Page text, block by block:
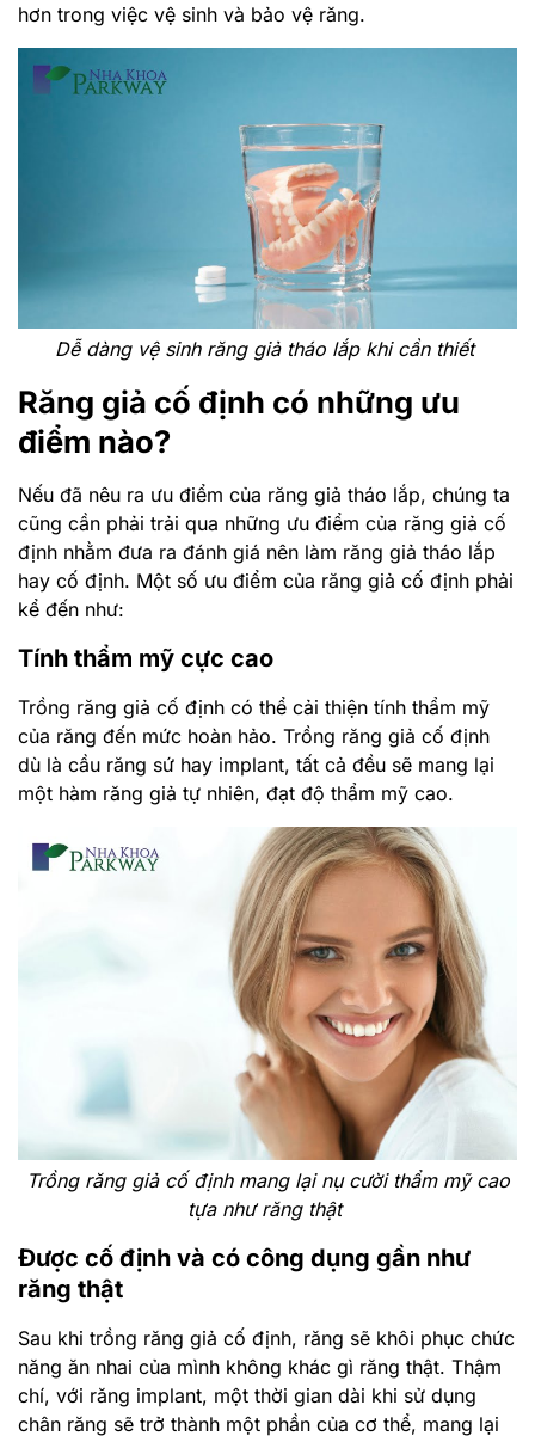
hơn trong việc vệ sinh và bảo vệ răng.
Dễ dàng vệ sinh răng giả tháo lắp khi cần thiết
Răng giả cố định có những ưu
điểm nào?
Nếu đã nêu ra ưu điểm của răng giả tháo lắp, chúng ta
cũng cần phải trải qua những ưu điểm của răng giả cố
định nhằm đưa ra đánh giá nên làm răng giả tháo lắp
hay cố định. Một số ưu điểm của răng giả cố định phải
kể đến như:
Tính thẩm mỹ cực cao
Trồng răng giả cố định có thể cải thiện tính thẩm mỹ
của răng đến mức hoàn hảo. Trồng răng giả cố định
dù là cầu răng sứ hay implant, tất cả đều sẽ mang lại
một hàm răng giả tự nhiên, đạt độ thẩm mỹ cao.
Trồng răng giả cố định mang lại nụ cười thẩm mỹ cao
tựa như răng thật
Được cố định và có công dụng gần như
răng thật
Sau khi trồng răng giả cố định, răng sẽ khôi phục chức
năng ăn nhai của mình không khác gì răng thật. Thậm
chí, với răng implant, một thời gian dài khi sử dụng
chân răng sẽ trở thành một phần của cơ thể, mang lại